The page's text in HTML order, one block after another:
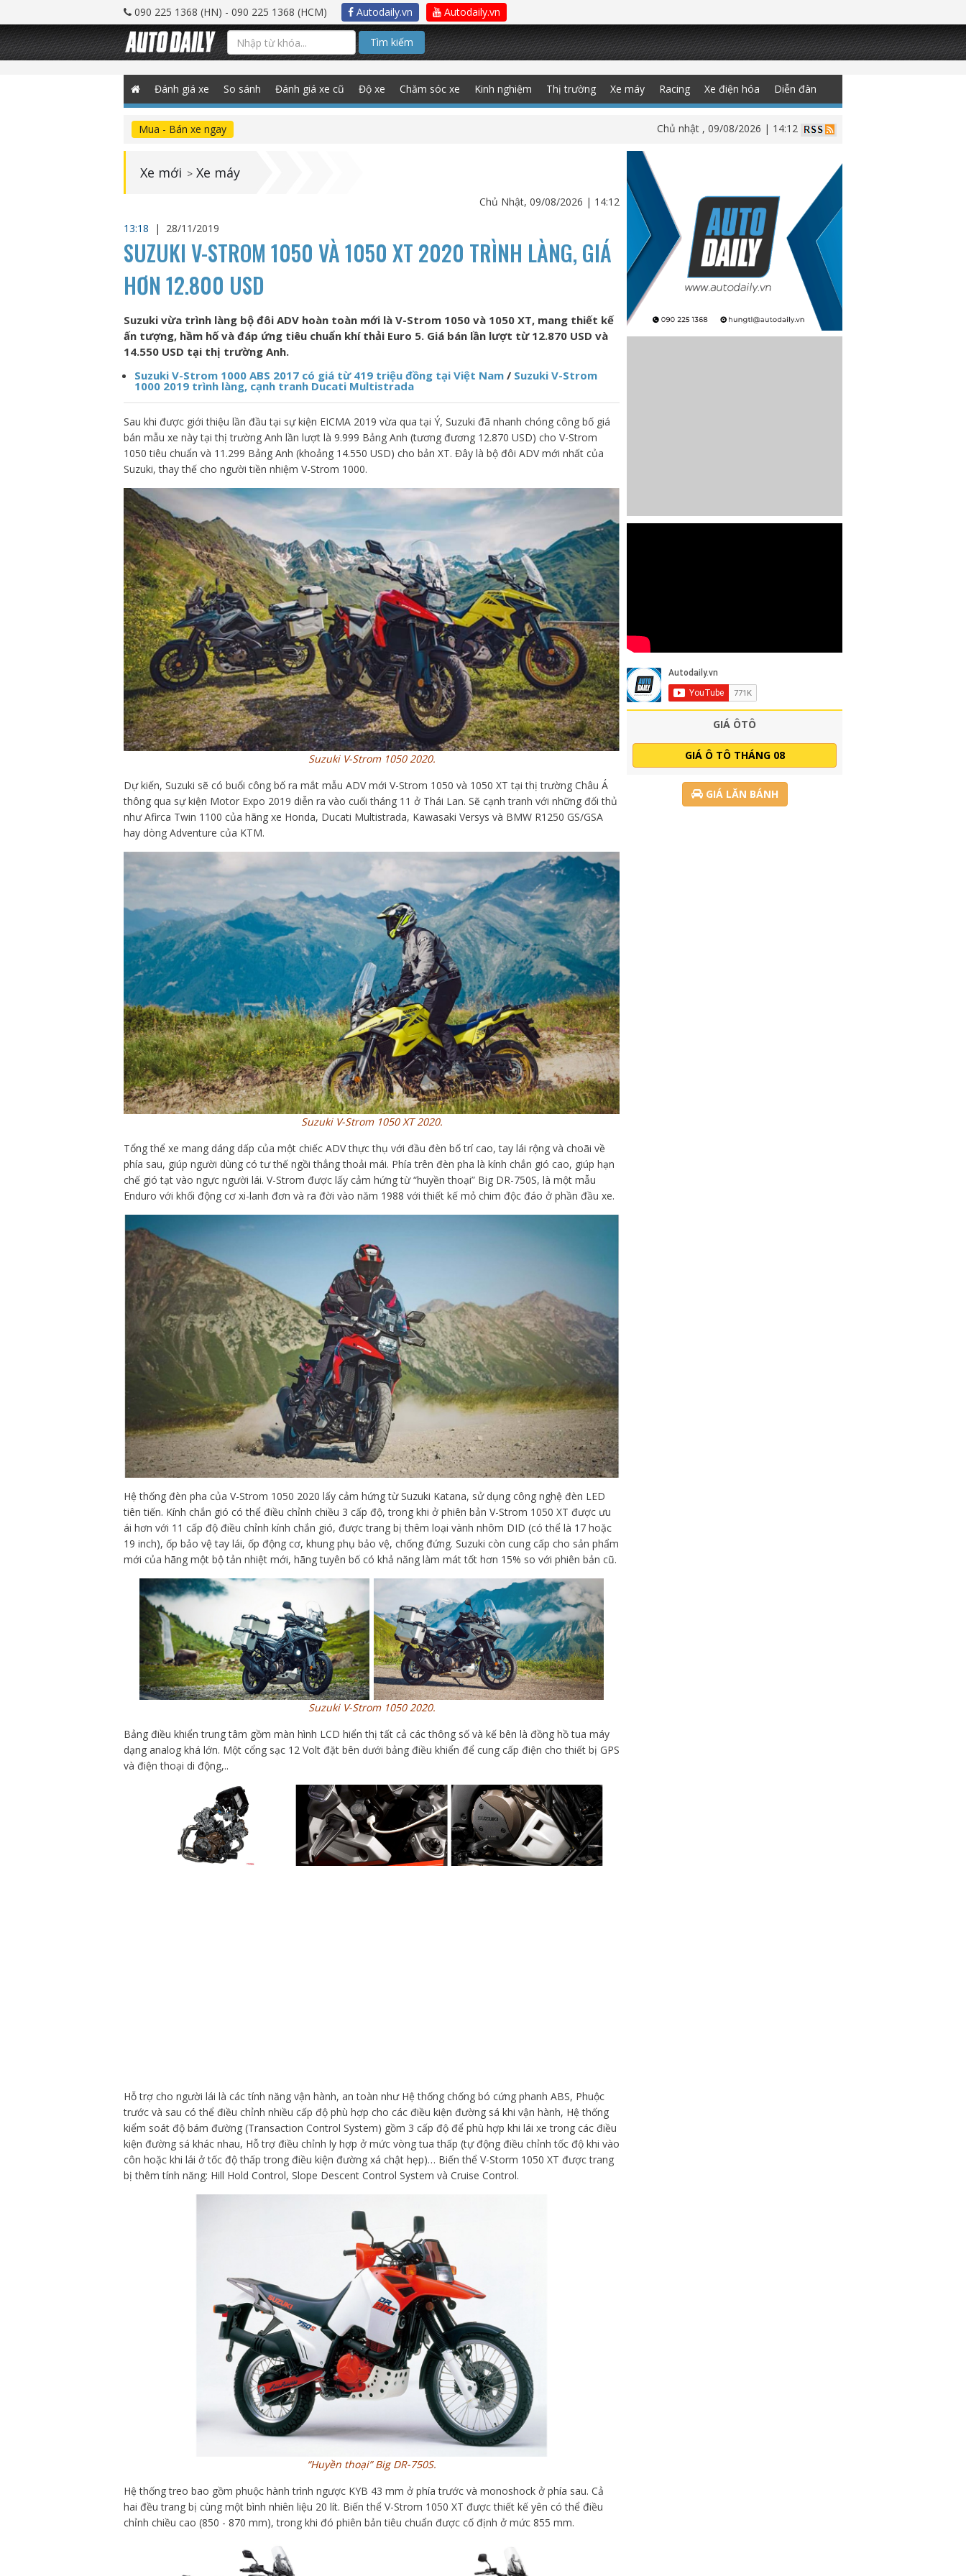
090 225 1368 (HN) - 090 225 1368 (HCM) Autodaily.vn Autodaily.vn
Tìm kiếm
Đánh giá xe So sánh Đánh giá xe cũ Độ xe Chăm sóc xe Kinh nghiệm Thị trường Xe máy Racing Xe điện hóa Diễn đàn
Mua - Bán xe ngay Chủ nhật , 09/08/2026 | 14:12
Xe mới > Xe máy
Chủ Nhật, 09/08/2026 | 14:12
13:18
| 28/11/2019
SUZUKI V-STROM 1050 VÀ 1050 XT 2020 TRÌNH LÀNG, GIÁ
HƠN 12.800 USD
Suzuki vừa trình làng bộ đôi ADV hoàn toàn mới là V-Strom 1050 và 1050 XT, mang thiết kế
ấn tượng, hầm hố và đáp ứng tiêu chuẩn khí thải Euro 5. Giá bán lần lượt từ 12.870 USD và
14.550 USD tại thị trường Anh.
Suzuki V-Strom 1000 ABS 2017 có giá từ 419 triệu đồng tại Việt Nam / Suzuki V-Strom
1000 2019 trình làng, cạnh tranh Ducati Multistrada
Sau khi được giới thiệu lần đầu tại sự kiện EICMA 2019 vừa qua tại Ý, Suzuki đã nhanh chóng công bố giá
bán mẫu xe này tại thị trường Anh lần lượt là 9.999 Bảng Anh (tương đương 12.870 USD) cho V-Strom
1050 tiêu chuẩn và 11.299 Bảng Anh (khoảng 14.550 USD) cho bản XT. Đây là bộ đôi ADV mới nhất của
Suzuki, thay thế cho người tiền nhiệm V-Strom 1000.
Suzuki V-Strom 1050 2020.
Dự kiến, Suzuki sẽ có buổi công bố ra mắt mẫu ADV mới V-Strom 1050 và 1050 XT tại thị trường Châu Á
thông qua sự kiện Motor Expo 2019 diễn ra vào cuối tháng 11 ở Thái Lan. Sẽ cạnh tranh với những đối thủ
như Afirca Twin 1100 của hãng xe Honda, Ducati Multistrada, Kawasaki Versys và BMW R1250 GS/GSA
hay dòng Adventure của KTM.
Suzuki V-Strom 1050 XT 2020.
Tổng thể xe mang dáng dấp của một chiếc ADV thực thụ với đầu đèn bố trí cao, tay lái rộng và choãi về
phía sau, giúp người dùng có tư thế ngồi thẳng thoải mái. Phía trên đèn pha là kính chắn gió cao, giúp hạn
chế gió tạt vào ngực người lái. V-Strom được lấy cảm hứng từ “huyền thoại” Big DR-750S, là một mẫu
Enduro với khối động cơ xi-lanh đơn và ra đời vào năm 1988 với thiết kế mỏ chim độc đáo ở phần đầu xe.
Hệ thống đèn pha của V-Strom 1050 2020 lấy cảm hứng từ Suzuki Katana, sử dụng công nghệ đèn LED
tiên tiến. Kính chắn gió có thể điều chỉnh chiều 3 cấp độ, trong khi ở phiên bản V-Strom 1050 XT được ưu
ái hơn với 11 cấp độ điều chỉnh kính chắn gió, được trang bị thêm loại vành nhôm DID (có thể là 17 hoặc
19 inch), ốp bảo vệ tay lái, ốp động cơ, khung phụ bảo vệ, chống đứng. Suzuki còn cung cấp cho sản phẩm
mới của hãng một bộ tản nhiệt mới, hãng tuyên bố có khả năng làm mát tốt hơn 15% so với phiên bản cũ.
Suzuki V-Strom 1050 2020.
Bảng điều khiển trung tâm gồm màn hình LCD hiển thị tất cả các thông số và kế bên là đồng hồ tua máy
dạng analog khá lớn. Một cổng sạc 12 Volt đặt bên dưới bảng điều khiển để cung cấp điện cho thiết bị GPS
và điện thoại di động,..
Hỗ trợ cho người lái là các tính năng vận hành, an toàn như Hệ thống chống bó cứng phanh ABS, Phuộc
trước và sau có thể điều chỉnh nhiều cấp độ phù hợp cho các điều kiện đường sá khi vận hành, Hệ thống
kiểm soát độ bám đường (Transaction Control System) gồm 3 cấp độ để phù hợp khi lái xe trong các điều
kiện đường sá khác nhau, Hỗ trợ điều chỉnh ly hợp ở mức vòng tua thấp (tự động điều chỉnh tốc độ khi vào
côn hoặc khi lái ở tốc độ thấp trong điều kiện đường xá chật hẹp)… Biến thể V-Storm 1050 XT được trang
bị thêm tính năng: Hill Hold Control, Slope Descent Control System và Cruise Control.
“Huyền thoại” Big DR-750S.
Hệ thống treo bao gồm phuộc hành trình ngược KYB 43 mm ở phía trước và monoshock ở phía sau. Cả
hai đều trang bị cùng một bình nhiên liệu 20 lít. Biến thể V-Strom 1050 XT được thiết kế yên có thể điều
chỉnh chiều cao (850 - 870 mm), trong khi đó phiên bản tiêu chuẩn được cố định ở mức 855 mm.
GIÁ ÔTÔ
GIÁ Ô TÔ THÁNG 08
GIÁ LĂN BÁNH